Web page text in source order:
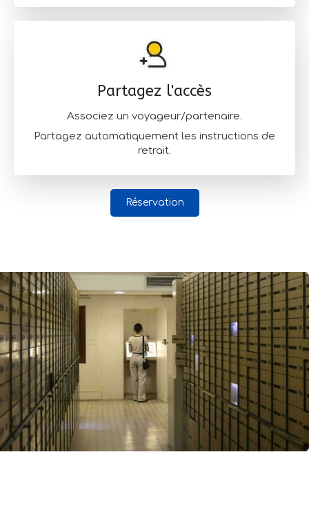
Partagez l'accès
Associez un voyageur/partenaire.
Partagez automatiquement les instructions de
retrait.
Réservation